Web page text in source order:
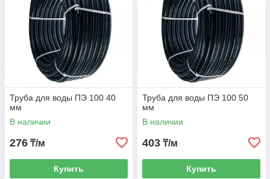
Труба для воды ПЭ 100 40
мм
В наличии
276 ₸/м
Купить
Труба для воды ПЭ 100 50
мм
В наличии
403 ₸/м
Купить